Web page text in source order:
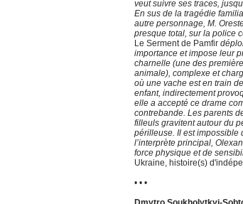
veut suivre ses traces,
En sus de la tragédie
autre personnage, M.
presque total, sur la police
Le Serment de Pamfir
importance et impose leur
charnelle (une des
animale), complexe et
où une vache est en train
enfant, indirectement
elle a accepté ce drame
contrebande. Les parents
filleuls gravitent autour du
périlleuse. Il est impossible
l’interprète principal,
force physique et de
Ukraine, histoire(s)
• • •